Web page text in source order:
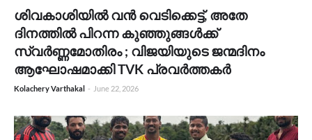
ശിവകാശിയിൽ വൻ വെടിക്കെട്ട്, അതേ
ദിനത്തിൽ പിറന്ന കുഞ്ഞുങ്ങൾക്ക്
സ്വർണ്ണമോതിരം ; വിജയിയുടെ ജന്മദിനം
ആഘോഷമാക്കി TVK പ്രവർത്തകർ
Kolachery Varthakal - June 22, 2026